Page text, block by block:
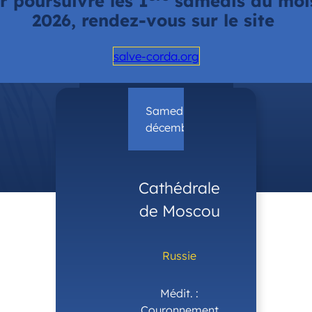
2026, rendez-vous sur le site
salve-corda.org
Samedi 6
décembre
Cathédrale
de Moscou
Russie
Médit. :